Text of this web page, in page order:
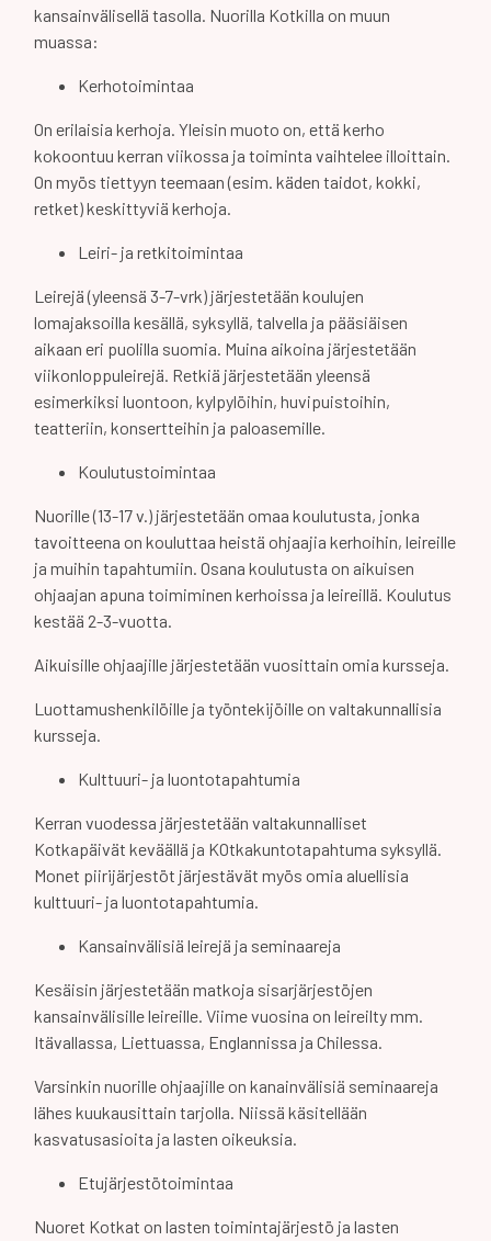
kansainvälisellä tasolla. Nuorilla Kotkilla on muun
muassa:
Kerhotoimintaa
On erilaisia kerhoja. Yleisin muoto on, että kerho
kokoontuu kerran viikossa ja toiminta vaihtelee illoittain.
On myös tiettyyn teemaan (esim. käden taidot, kokki,
retket) keskittyviä kerhoja.
Leiri- ja retkitoimintaa
Leirejä (yleensä 3-7-vrk) järjestetään koulujen
lomajaksoilla kesällä, syksyllä, talvella ja pääsiäisen
aikaan eri puolilla suomia. Muina aikoina järjestetään
viikonloppuleirejä. Retkiä järjestetään yleensä
esimerkiksi luontoon, kylpylöihin, huvipuistoihin,
teatteriin, konsertteihin ja paloasemille.
Koulutustoimintaa
Nuorille (13-17 v.) järjestetään omaa koulutusta, jonka
tavoitteena on kouluttaa heistä ohjaajia kerhoihin, leireille
ja muihin tapahtumiin. Osana koulutusta on aikuisen
ohjaajan apuna toimiminen kerhoissa ja leireillä. Koulutus
kestää 2-3-vuotta.
Aikuisille ohjaajille järjestetään vuosittain omia kursseja.
Luottamushenkilöille ja työntekijöille on valtakunnallisia
kursseja.
Kulttuuri- ja luontotapahtumia
Kerran vuodessa järjestetään valtakunnalliset
Kotkapäivät keväällä ja KOtkakuntotapahtuma syksyllä.
Monet piirijärjestöt järjestävät myös omia aluellisia
kulttuuri- ja luontotapahtumia.
Kansainvälisiä leirejä ja seminaareja
Kesäisin järjestetään matkoja sisarjärjestöjen
kansainvälisille leireille. Viime vuosina on leireilty mm.
Itävallassa, Liettuassa, Englannissa ja Chilessa.
Varsinkin nuorille ohjaajille on kanainvälisiä seminaareja
lähes kuukausittain tarjolla. Niissä käsitellään
kasvatusasioita ja lasten oikeuksia.
Etujärjestötoimintaa
Nuoret Kotkat on lasten toimintajärjestö ja lasten